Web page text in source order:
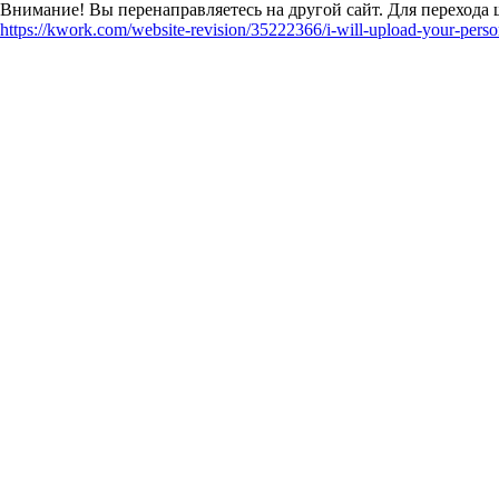
Внимание! Вы перенаправляетесь на другой сайт. Для перехода
https://kwork.com/website-revision/35222366/i-will-upload-your-